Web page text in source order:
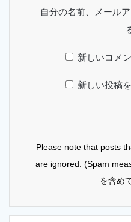
自分の名前、メール
新しいコメ
新しい投稿
Please note that posts
are ignored. (Spam
を含め